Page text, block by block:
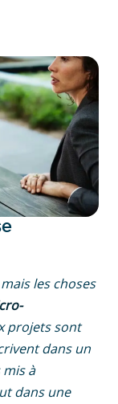
les choses
projets sont
dans un
à
dans une